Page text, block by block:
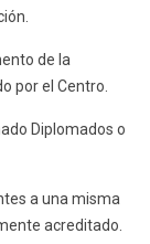
de la
por el Centro.
Diplomados o
a una misma
acreditado.